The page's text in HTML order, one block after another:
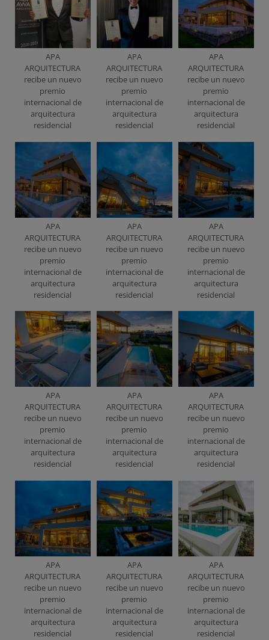
APA
ARQUITECTURA
recibe un nuevo
premio
internacional de
arquitectura
residencial
APA
ARQUITECTURA
recibe un nuevo
premio
internacional de
arquitectura
residencial
APA
ARQUITECTURA
recibe un nuevo
premio
internacional de
arquitectura
residencial
APA
ARQUITECTURA
recibe un nuevo
premio
internacional de
arquitectura
residencial
APA
ARQUITECTURA
recibe un nuevo
premio
internacional de
arquitectura
residencial
APA
ARQUITECTURA
recibe un nuevo
premio
internacional de
arquitectura
residencial
APA
ARQUITECTURA
recibe un nuevo
premio
internacional de
arquitectura
residencial
APA
ARQUITECTURA
recibe un nuevo
premio
internacional de
arquitectura
residencial
APA
ARQUITECTURA
recibe un nuevo
premio
internacional de
arquitectura
residencial
APA
ARQUITECTURA
recibe un nuevo
premio
internacional de
arquitectura
residencial
APA
ARQUITECTURA
recibe un nuevo
premio
internacional de
arquitectura
residencial
APA
ARQUITECTURA
recibe un nuevo
premio
internacional de
arquitectura
residencial